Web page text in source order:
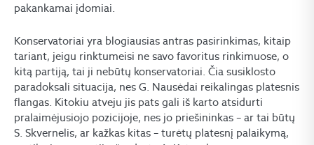
pakankamai įdomiai.
Konservatoriai yra blogiausias antras pasirinkimas, kitaip
tariant, jeigu rinktumeisi ne savo favoritus rinkimuose, o
kitą partiją, tai ji nebūtų konservatoriai. Čia susiklosto
paradoksali situacija, nes G. Nausėdai reikalingas platesnis
flangas. Kitokiu atveju jis pats gali iš karto atsidurti
pralaimėjusiojo pozicijoje, nes jo priešininkas – ar tai būtų
S. Skvernelis, ar kažkas kitas – turėtų platesnį palaikymą,